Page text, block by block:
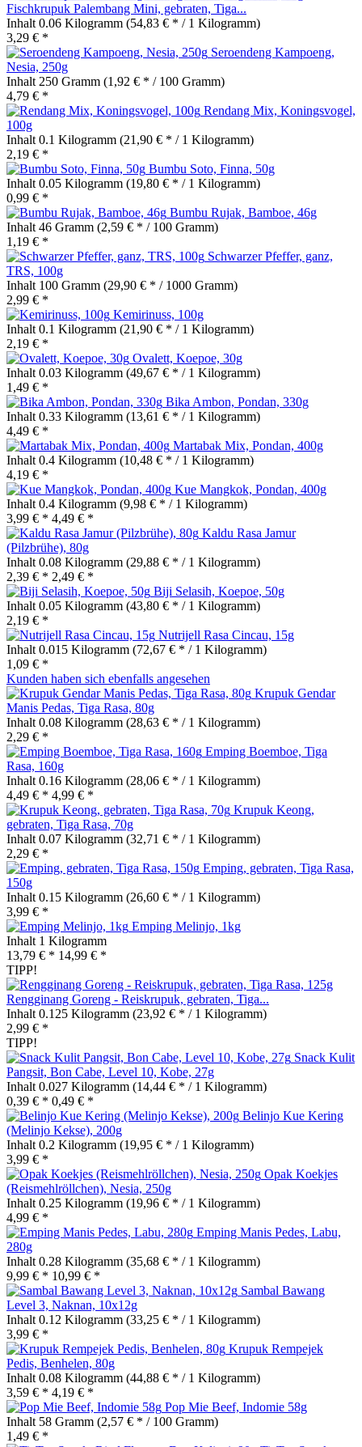
Fischkrupuk Palembang Mini, gebraten, Tiga...
Inhalt 0.06 Kilogramm (54,83 € * / 1 Kilogramm)
3,29 € *
Seroendeng Kampoeng,
Nesia, 250g
Inhalt 250 Gramm (1,92 € * / 100 Gramm)
4,79 € *
Rendang Mix, Koningsvogel,
100g
Inhalt 0.1 Kilogramm (21,90 € * / 1 Kilogramm)
2,19 € *
Bumbu Soto, Finna, 50g
Inhalt 0.05 Kilogramm (19,80 € * / 1 Kilogramm)
0,99 € *
Bumbu Rujak, Bamboe, 46g
Inhalt 46 Gramm (2,59 € * / 100 Gramm)
1,19 € *
Schwarzer Pfeffer, ganz,
TRS, 100g
Inhalt 100 Gramm (29,90 € * / 1000 Gramm)
2,99 € *
Kemirinuss, 100g
Inhalt 0.1 Kilogramm (21,90 € * / 1 Kilogramm)
2,19 € *
Ovalett, Koepoe, 30g
Inhalt 0.03 Kilogramm (49,67 € * / 1 Kilogramm)
1,49 € *
Bika Ambon, Pondan, 330g
Inhalt 0.33 Kilogramm (13,61 € * / 1 Kilogramm)
4,49 € *
Martabak Mix, Pondan, 400g
Inhalt 0.4 Kilogramm (10,48 € * / 1 Kilogramm)
4,19 € *
Kue Mangkok, Pondan, 400g
Inhalt 0.4 Kilogramm (9,98 € * / 1 Kilogramm)
3,99 € * 4,49 € *
Kaldu Rasa Jamur
(Pilzbrühe), 80g
Inhalt 0.08 Kilogramm (29,88 € * / 1 Kilogramm)
2,39 € * 2,49 € *
Biji Selasih, Koepoe, 50g
Inhalt 0.05 Kilogramm (43,80 € * / 1 Kilogramm)
2,19 € *
Nutrijell Rasa Cincau, 15g
Inhalt 0.015 Kilogramm (72,67 € * / 1 Kilogramm)
1,09 € *
Kunden haben sich ebenfalls angesehen
Krupuk Gendar
Manis Pedas, Tiga Rasa, 80g
Inhalt 0.08 Kilogramm (28,63 € * / 1 Kilogramm)
2,29 € *
Emping Boemboe, Tiga
Rasa, 160g
Inhalt 0.16 Kilogramm (28,06 € * / 1 Kilogramm)
4,49 € * 4,99 € *
Krupuk Keong,
gebraten, Tiga Rasa, 70g
Inhalt 0.07 Kilogramm (32,71 € * / 1 Kilogramm)
2,29 € *
Emping, gebraten, Tiga Rasa,
150g
Inhalt 0.15 Kilogramm (26,60 € * / 1 Kilogramm)
3,99 € *
Emping Melinjo, 1kg
Inhalt 1 Kilogramm
13,79 € * 14,99 € *
TIPP!
Rengginang Goreng - Reiskrupuk, gebraten, Tiga...
Inhalt 0.125 Kilogramm (23,92 € * / 1 Kilogramm)
2,99 € *
TIPP!
Snack Kulit
Pangsit, Bon Cabe, Level 10, Kobe, 27g
Inhalt 0.027 Kilogramm (14,44 € * / 1 Kilogramm)
0,39 € * 0,49 € *
Belinjo Kue Kering
(Melinjo Kekse), 200g
Inhalt 0.2 Kilogramm (19,95 € * / 1 Kilogramm)
3,99 € *
Opak Koekjes
(Reismehlröllchen), Nesia, 250g
Inhalt 0.25 Kilogramm (19,96 € * / 1 Kilogramm)
4,99 € *
Emping Manis Pedes, Labu,
280g
Inhalt 0.28 Kilogramm (35,68 € * / 1 Kilogramm)
9,99 € * 10,99 € *
Sambal Bawang
Level 3, Naknan, 10x12g
Inhalt 0.12 Kilogramm (33,25 € * / 1 Kilogramm)
3,99 € *
Krupuk Rempejek
Pedis, Benhelen, 80g
Inhalt 0.08 Kilogramm (44,88 € * / 1 Kilogramm)
3,59 € * 4,19 € *
Pop Mie Beef, Indomie 58g
Inhalt 58 Gramm (2,57 € * / 100 Gramm)
1,49 € *